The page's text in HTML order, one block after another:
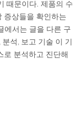
때문이다. 제품의 수
증상들을 확인하는
에서는 글을 다른 구
석, 보고 기술 이 기
로 분석하고 진단해